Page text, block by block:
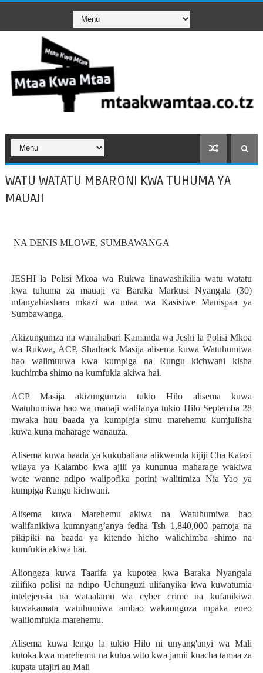
WATU WATATU MBARONI KWA TUHUMA YA
MAUAJI
NA DENIS MLOWE, SUMBAWANGA
JESHI la Polisi Mkoa wa Rukwa linawashikilia watu watatu
kwa tuhuma za mauaji ya Baraka Markusi Nyangala (30)
mfanyabiashara mkazi wa mtaa wa Kasisiwe Manispaa ya
Sumbawanga.
Akizungumza na wanahabari Kamanda wa Jeshi la Polisi Mkoa
wa Rukwa, ACP, Shadrack Masija alisema kuwa Watuhumiwa
hao walimuuwa kwa kumpiga na Rungu kichwani kisha
kuchimba shimo na kumfukia akiwa hai.
ACP Masija akizungumzia tukio Hilo alisema kuwa
Watuhumiwa hao wa mauaji walifanya tukio Hilo Septemba 28
mwaka huu baada ya kumpigia simu marehemu kumjulisha
kuwa kuna maharage wanauza.
Alisema kuwa baada ya kukubaliana alikwenda kijiji Cha Katazi
wilaya ya Kalambo kwa ajili ya kununua maharage wakiwa
wote wanne ndipo walipofika porini walitimiza Nia Yao ya
kumpiga Rungu kichwani.
Alisema kuwa Marehemu akiwa na Watuhumiwa hao
walifanikiwa kumnyang’anya fedha Tsh 1,840,000 pamoja na
pikipiki na baada ya kitendo hicho walichimba shimo na
kumfukia akiwa hai.
Aliongeza kuwa Taarifa ya kupotea kwa Baraka Nyangala
zilifika polisi na ndipo Uchunguzi ulifanyika kwa kuwatumia
intelejensia na wataalamu wa cyber crime na kufanikiwa
kuwakamata watuhumiwa ambao wakaongoza mpaka eneo
walilomfukia marehemu.
Alisema kuwa lengo la tukio Hilo ni unyang'anyi wa Mali
kutoka kwa marehemu na kutoa wito kwa jamii kuacha tamaa za
kupata utajiri au Mali